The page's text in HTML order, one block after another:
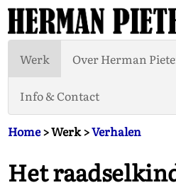
Werk Over Herman
Info & Contact
Home> Werk >Verhalen
Het